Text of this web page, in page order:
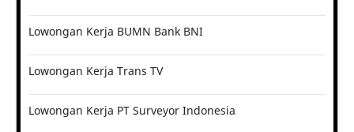
Lowongan Kerja BUMN Bank BNI
Lowongan Kerja Trans TV
Lowongan Kerja PT Surveyor Indonesia